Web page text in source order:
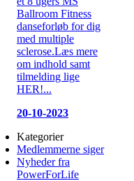
Ballroom Fitness
danseforløb for dig
med multiple
sclerose.Læs mere
om indhold samt
tilmelding lige
HER!...
20-10-2023
Kategorier
Medlemmerne siger
Nyheder fra
PowerForLife